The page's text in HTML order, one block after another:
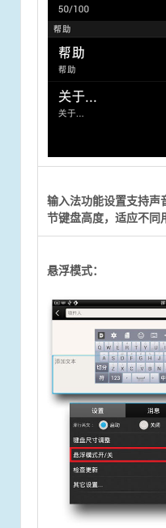
输入法功能设置支持声
节键盘高度，适应不同
悬浮模式：